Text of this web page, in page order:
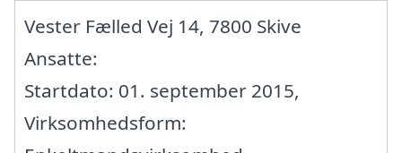
Vester Fælled Vej 14, 7800 Skive
Ansatte:
Startdato: 01. september 2015,
Virksomhedsform: